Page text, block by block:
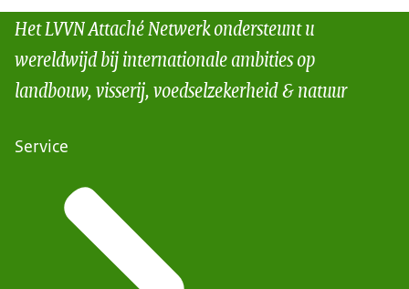
Het LVVN Attaché Netwerk ondersteunt u
wereldwijd bij internationale ambities op
landbouw, visserij, voedselzekerheid & natuur
Service